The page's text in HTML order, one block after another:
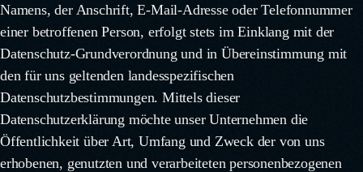
Namens, der Anschrift, E-Mail-Adresse oder Telefonnummer
einer betroffenen Person, erfolgt stets im Einklang mit der
Datenschutz-Grundverordnung und in Übereinstimmung mit
den für uns geltenden landesspezifischen
Datenschutzbestimmungen. Mittels dieser
Datenschutzerklärung möchte unser Unternehmen die
Öffentlichkeit über Art, Umfang und Zweck der von uns
erhobenen, genutzten und verarbeiteten personenbezogenen